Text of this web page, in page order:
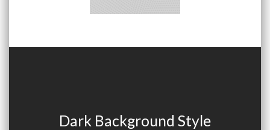
Dark Background Style